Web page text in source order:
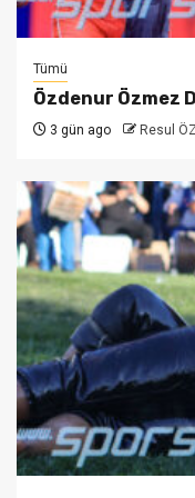
Tümü
Özdenur Özmez
3 gün ago Resul